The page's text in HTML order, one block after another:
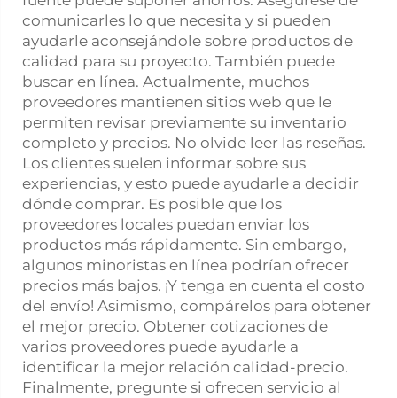
comunicarles lo que necesita y si pueden
ayudarle aconsejándole sobre productos de
calidad para su proyecto. También puede
buscar en línea. Actualmente, muchos
proveedores mantienen sitios web que le
permiten revisar previamente su inventario
completo y precios. No olvide leer las reseñas.
Los clientes suelen informar sobre sus
experiencias, y esto puede ayudarle a decidir
dónde comprar. Es posible que los
proveedores locales puedan enviar los
productos más rápidamente. Sin embargo,
algunos minoristas en línea podrían ofrecer
precios más bajos. ¡Y tenga en cuenta el costo
del envío! Asimismo, compárelos para obtener
el mejor precio. Obtener cotizaciones de
varios proveedores puede ayudarle a
identificar la mejor relación calidad-precio.
Finalmente, pregunte si ofrecen servicio al